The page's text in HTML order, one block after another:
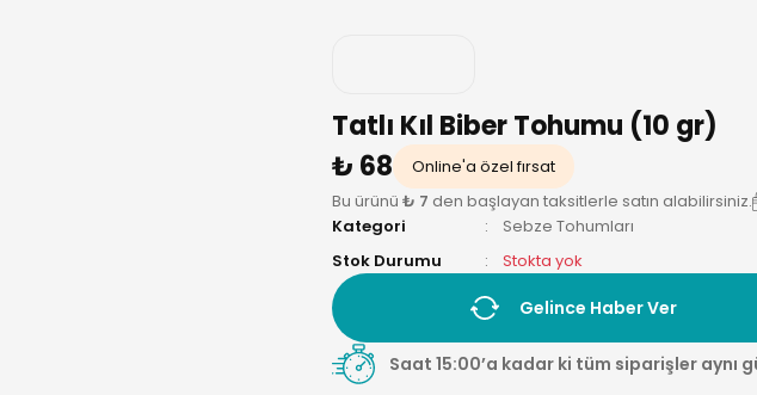
Tatlı Kıl Biber Tohumu (10 gr)
₺ 68
Online'a özel fırsat
Bu ürünü ₺ 7 den başlayan taksitlerle satın alabilirsiniz.
Kategori
Sebze Tohumları
Stok Durumu
Stokta yok
Gelince Haber Ver
Saat 15:00’a kadar ki tüm siparişler aynı